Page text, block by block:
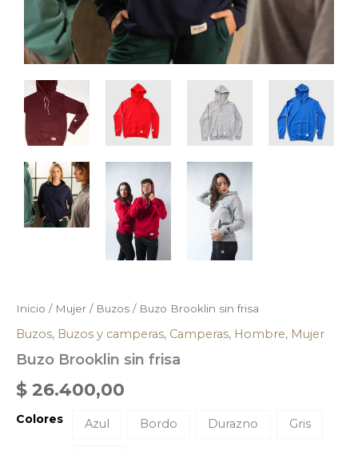
Inicio / Mujer / Buzos / Buzo Brooklin sin frisa
Buzos, Buzos y camperas, Camperas, Hombre, Mujer
Buzo Brooklin sin frisa
$ 26.400,00
Colores Azul Bordo Durazno Gris